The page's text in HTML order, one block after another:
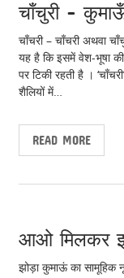
चाँचुरी –
चाँचरी – चाँचरी अथवा
यह है कि इसमें वेश-भूषा
पर टिकी रहती है ।
शैलियों में…
READ MORE
आओ मिलकर
झोड़ा कुमाऊं का सामूहिक